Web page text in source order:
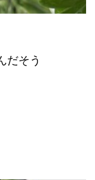
だそう